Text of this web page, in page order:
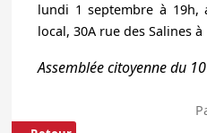
l undi 1 septembre à 19h,
local, 30A rue des Salines
Assemblée citoyenne du